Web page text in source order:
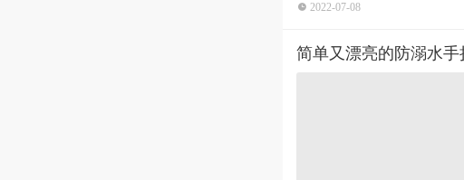
2022-07-08
简单又漂亮的防溺水手